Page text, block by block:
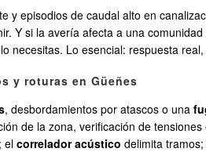
y episodios de caudal alto en
Y si la avería afecta a una
Lo esencial: respuesta
y roturas en Güeñes
, desbordamientos por atascos o una
de la zona, verificación de
elcorrelador acústico delimita